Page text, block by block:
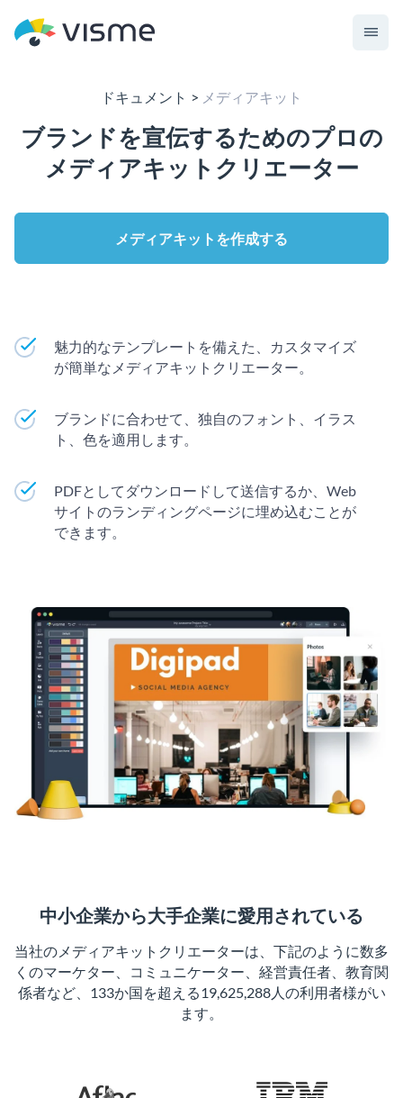
ドキュメント メディアキット
ブランドを宣伝するためのプロの
メディアキットクリエーター
メディアキットを作成する
魅力的なテンプレートを備えた、カスタマイズ
が簡単なメディアキットクリエーター。
ブランドに合わせて、独自のフォント、イラス
ト、色を適用します。
PDFとしてダウンロードして送信するか、Web
サイトのランディングページに埋め込むことが
できます。
中小企業から大手企業に愛用されている
当社のメディアキットクリエーターは、下記のように数多
くのマーケター、コミュニケーター、経営責任者、教育関
係者など、133か国を超える19,625,288人の利用者様がい
ます。